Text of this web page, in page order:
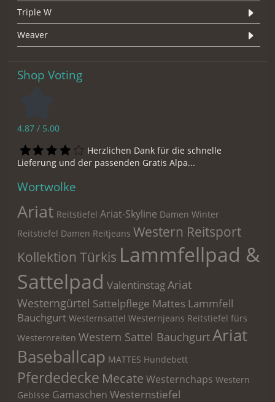
Triple W
Weaver
Shop Voting
4.87 / 5.00
Herzlichen Dank für die schnelle
Lieferung und der passenden Gratis Alpa...
Wortwolke
Ariat Reitstiefel Ariat-Skyline Damen Winter
Reitstiefel Damen Reitjeans Western Reitsport
Kollektion Türkis Lammfellpad &
Sattelpad ValentinstagAriat
Westerngürtel Sattelpflege Mattes Lammfell
Bauchgurt Westernsattel Westernjeans Reitstiefel fürs
Westernreiten Western Sattel BauchgurtAriat
Baseballcap MATTES Hundebett
Pferdedecke Mecate Westernchaps Western
Gebisse Gamaschen Westernstiefel